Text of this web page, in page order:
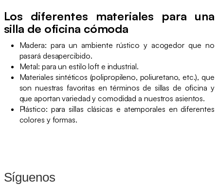
Los diferentes materiales para una
silla de oficina cómoda
Madera: para un ambiente rústico y acogedor que no
pasará desapercibido.
Metal: para un estilo loft e industrial.
Materiales sintéticos (polipropileno, poliuretano, etc.), que
son nuestras favoritas en términos de sillas de oficina y
que aportan variedad y comodidad a nuestros asientos.
Plástico: para sillas clásicas e atemporales en diferentes
colores y formas.
Síguenos